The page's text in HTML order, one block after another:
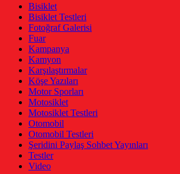
Bisiklet
Bisiklet Testleri
Fotoğraf Galerisi
Fuar
Kampanya
Kamyon
Karşılaştırmalar
Köşe Yazıları
Motor Sporları
Motosiklet
Motosiklet Testleri
Otomobil
Otomobil Testleri
Şeridini Paylaş Sohbet Yayınları
Testler
Video